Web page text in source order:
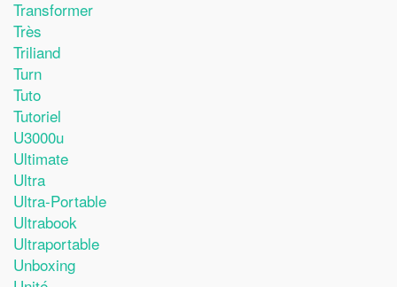
Transformer
Très
Triliand
Turn
Tuto
Tutoriel
U3000u
Ultimate
Ultra
Ultra-Portable
Ultrabook
Ultraportable
Unboxing